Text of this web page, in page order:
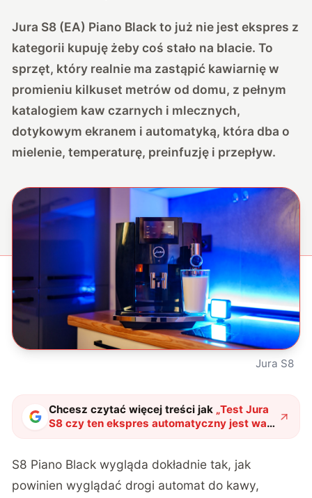
Jura S8 (EA) Piano Black to już nie jest ekspres z
kategorii kupuję żeby coś stało na blacie. To
sprzęt, który realnie ma zastąpić kawiarnię w
promieniu kilkuset metrów od domu, z pełnym
katalogiem kaw czarnych i mlecznych,
dotykowym ekranem i automatyką, która dba o
mielenie, temperaturę, preinfuzję i przepływ.
Jura S8
Chcesz czytać więcej treści jak „Test Jura
S8 czy ten ekspres automatyczny jest wart
swojej ceny?"?
S8 Piano Black wygląda dokładnie tak, jak
powinien wyglądać drogi automat do kawy,